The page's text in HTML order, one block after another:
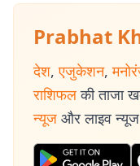
Prabhat
देश, एजुकेशन,
राशिफल की ताजा
न्यूज और लाइव